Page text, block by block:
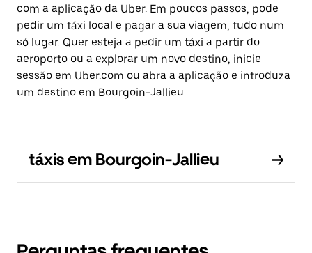
com a aplicação da Uber. Em poucos passos, pode
pedir um táxi local e pagar a sua viagem, tudo num
só lugar. Quer esteja a pedir um táxi a partir do
aeroporto ou a explorar um novo destino, inicie
sessão em Uber.com ou abra a aplicação e introduza
um destino em Bourgoin-Jallieu.
táxis em Bourgoin-Jallieu